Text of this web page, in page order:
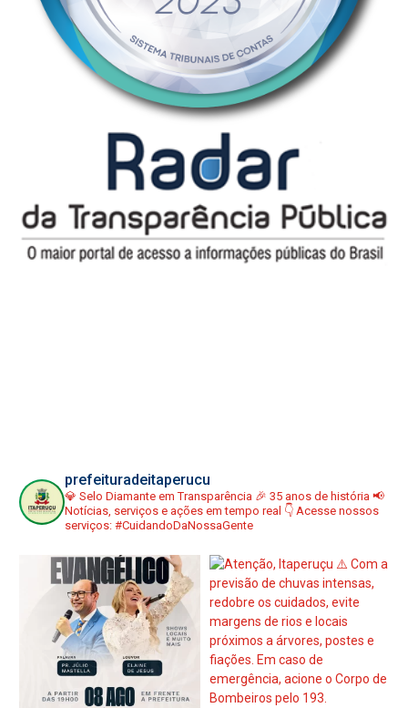
prefeituradeitaperucu
💎 Selo Diamante em Transparência 🎉 35 anos de história 📢
Notícias, serviços e ações em tempo real 👇 Acesse nossos
serviços: #CuidandoDaNossaGente